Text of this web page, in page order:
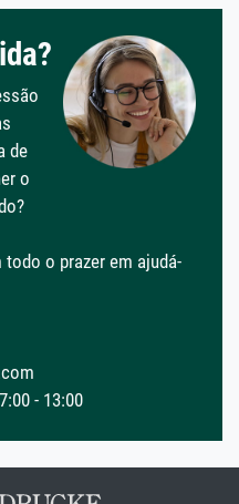
de
o
o prazer em ajudá-
- 13:00